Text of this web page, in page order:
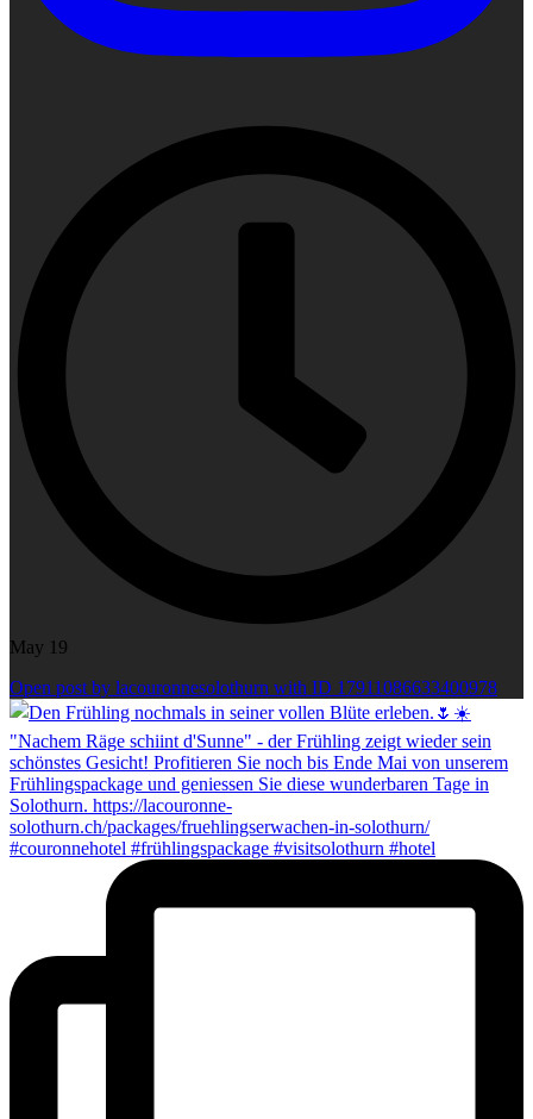
May 19
Open post by lacouronnesolothurn with ID 17911086633400978